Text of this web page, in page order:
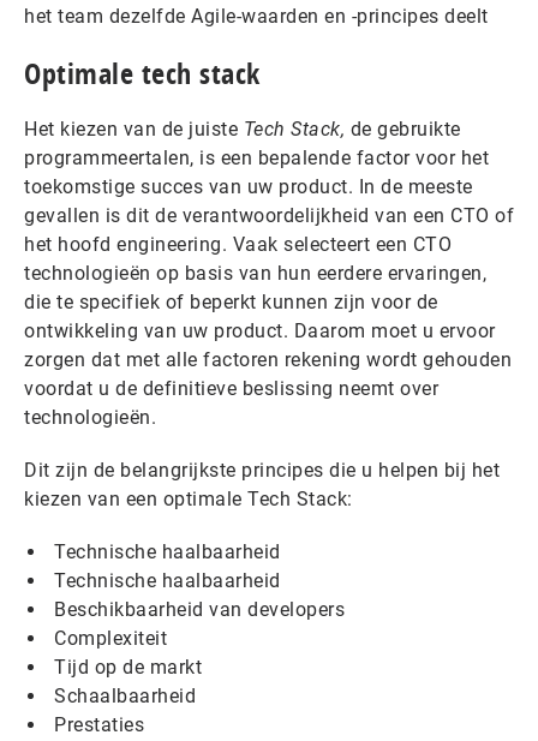
het team dezelfde Agile-waarden en -principes deelt
Optimale tech stack
Het kiezen van de juiste Tech Stack, de gebruikte
programmeertalen, is een bepalende factor voor het
toekomstige succes van uw product. In de meeste
gevallen is dit de verantwoordelijkheid van een CTO of
het hoofd engineering. Vaak selecteert een CTO
technologieën op basis van hun eerdere ervaringen,
die te specifiek of beperkt kunnen zijn voor de
ontwikkeling van uw product. Daarom moet u ervoor
zorgen dat met alle factoren rekening wordt gehouden
voordat u de definitieve beslissing neemt over
technologieën.
Dit zijn de belangrijkste principes die u helpen bij het
kiezen van een optimale Tech Stack:
Technische haalbaarheid
Technische haalbaarheid
Beschikbaarheid van developers
Complexiteit
Tijd op de markt
Schaalbaarheid
Prestaties